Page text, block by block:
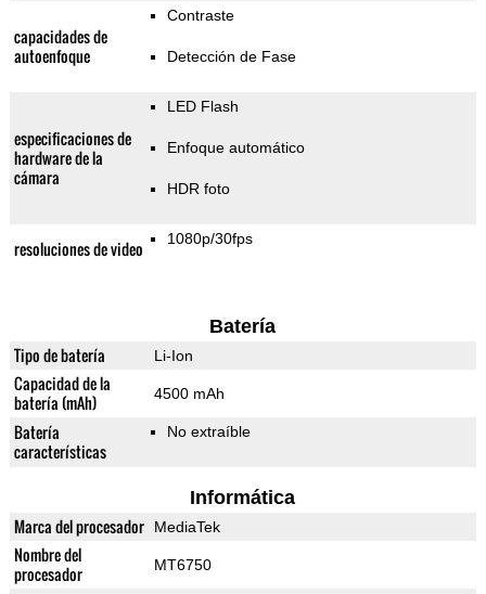
capacidades de
autoenfoque
Contraste
Detección de Fase
especificaciones de
hardware de la
cámara
LED Flash
Enfoque automático
HDR foto
resoluciones de video 1080p/30fps
Batería
Tipo de batería Li-Ion
Capacidad de la
batería (mAh)
4500 mAh
Batería
características
No extraíble
Informática
Marca del procesador MediaTek
Nombre del
procesador
MT6750